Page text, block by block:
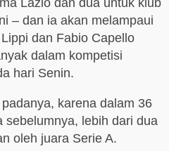
Lazio dan dua untuk klub
– dan ia akan melampaui
dan Fabio Capello
dalam kompetisi
hari Senin.
karena dalam 36
sebelumnya, lebih dari dua
oleh juara Serie A.